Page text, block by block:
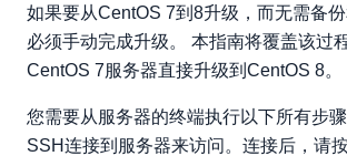
如果要从CentOS 7到8升级，而无需备
必须手动完成升级。 本指南将覆盖该过
CentOS 7服务器直接升级到CentOS 8。
您需要从服务器的终端执行以下所有步
SSH连接到服务器来访问。连接后，请